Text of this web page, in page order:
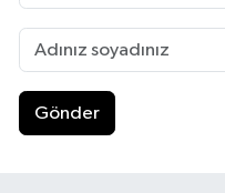
Gönder